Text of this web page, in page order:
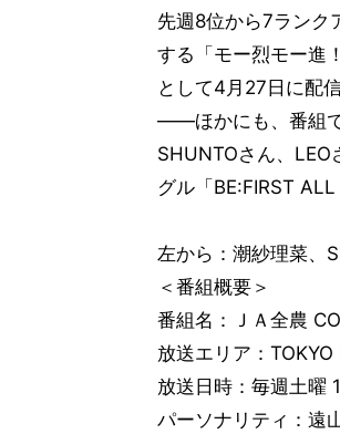
先週8位から7ランク
する「モー烈モー進
として4月27日に配
――ほかにも、番組で
SHUNTOさん、LEO
グル「BE:FIRST
左から：潮紗理菜、
＜番組概要＞
番組名：ＪＡ全農
放送エリア：
放送日時：毎週土曜
パーソナリティ：遠